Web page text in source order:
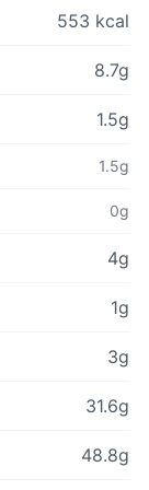
553 kcal
8.7g
1.5g
1.5g
0g
4g
1g
3g
31.6g
48.8g